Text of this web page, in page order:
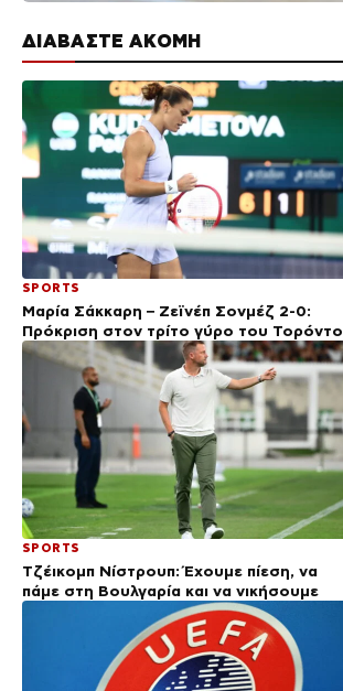
ΔΙΑΒΑΣΤΕ ΑΚΟΜΗ
SPORTS
Μαρία Σάκκαρη – Ζεϊνέπ Σονμέζ 2-0:
Πρόκριση στον τρίτο γύρο του Τορόντο
SPORTS
Τζέικομπ Νίστρουπ: Έχουμε πίεση, να
πάμε στη Βουλγαρία και να νικήσουμε